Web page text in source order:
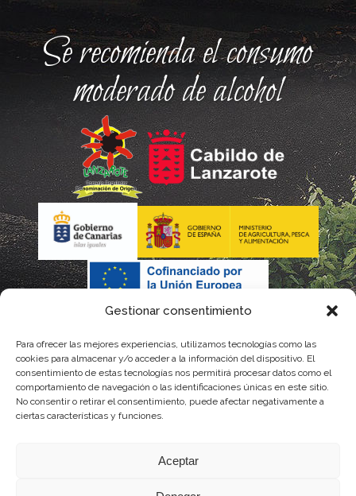
Gestionar consentimiento
Para ofrecer las mejores experiencias, utilizamos tecnologías como las
cookies para almacenar y/o acceder a la información del dispositivo. El
consentimiento de estas tecnologías nos permitirá procesar datos como el
comportamiento de navegación o las identificaciones únicas en este sitio.
No consentir o retirar el consentimiento, puede afectar negativamente a
ciertas características y funciones.
Aceptar
Se recomienda el consumo
moderado de alcohol
La gestión de la DOP Lanzarote realizada por este Consejo Regulador es financiada,
con fondos provenientes del presupuesto de gastos del Instituto Canario de